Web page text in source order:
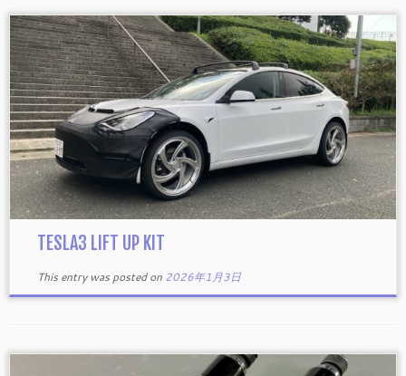
TESLA3 LIFT UP KIT
This entry was posted on 2026年1月3日